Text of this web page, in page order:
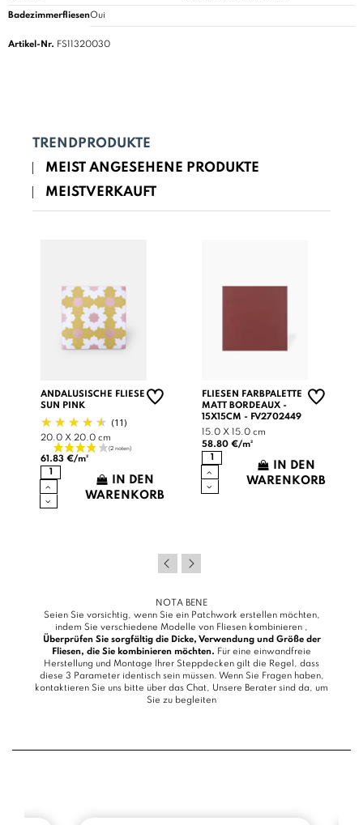
BadezimmerfliesenOui
Artikel-Nr. FS11320030
TRENDPRODUKTE
MEIST ANGESEHENE PRODUKTE
MEISTVERKAUFT
ANDALUSISCHE FLIESE
SUN PINK
(11)
20.0 X 20.0 cm
61.83 €/m²
IN DEN
WARENKORB
FLIESEN FARBPALETTE
MATT BORDEAUX -
15X15CM - FV2702449
15.0 X 15.0 cm
58.80 €/m²
IN DEN
WARENKORB
NOTA BENE
Seien Sie vorsichtig, wenn Sie ein Patchwork erstellen möchten,
indem Sie verschiedene Modelle von Fliesen kombinieren ,
Überprüfen Sie sorgfältig die Dicke, Verwendung und Größe der
Fliesen, die Sie kombinieren möchten. Für eine einwandfreie
Herstellung und Montage Ihrer Steppdecken gilt die Regel, dass
diese 3 Parameter identisch sein müssen. Wenn Sie Fragen haben,
kontaktieren Sie uns bitte über das Chat, Unsere Berater sind da, um
Sie zu begleiten